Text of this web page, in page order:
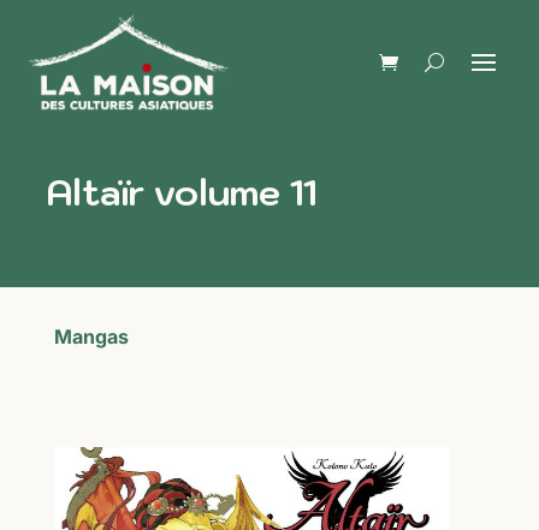
Altaïr volume 11
Mangas